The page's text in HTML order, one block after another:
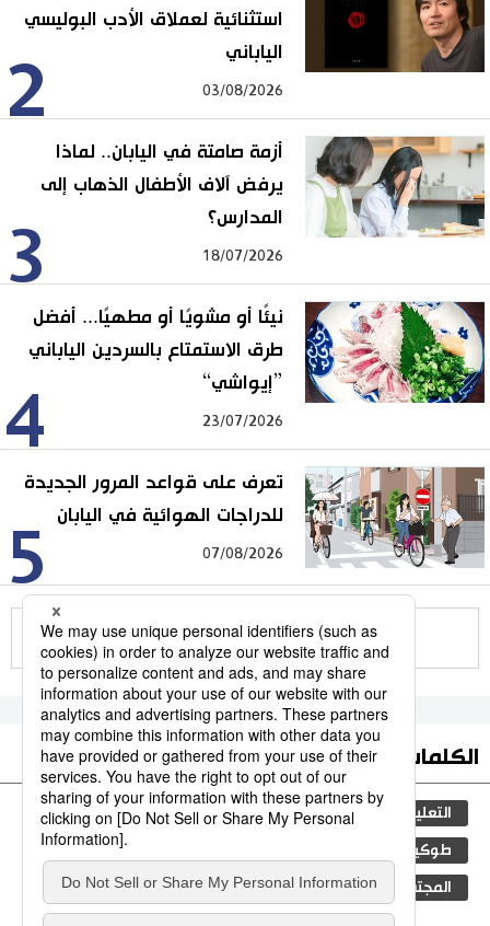
2
استثنائية لعملاق الأدب البوليسي
الياباني
03/08/2026
3
أزمة صامتة في اليابان.. لماذا
يرفض آلاف الأطفال الذهاب إلى
المدارس؟
18/07/2026
4
نيئًا أو مشويًا أو مطهيًا... أفضل
طرق الاستمتاع بالسردين الياباني
”إيواشي“
23/07/2026
5
تعرف على قواعد المرور الجديدة
للدراجات الهوائية في اليابان
07/08/2026
للمزيد
الكلمات الأكثر بحثا
التعليم الياباني مجتمع ثقافة الجنس
طوكيو جيجي برس
المجتمع الياباني فن